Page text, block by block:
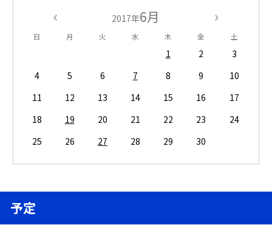
2017年6月
日 月 火 水 木 金 土
1 2
3
4
5 6 7 8 9
10
11
12 13 14 15 16
17
18
19 20 21 22 23
24
25
26 27 28 29 30
予定